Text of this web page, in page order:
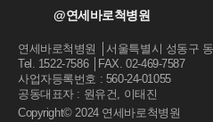
@연세바로척병원
연세바로척병원 │서울특별시 성동구
Tel. 1522-7586 │FAX. 02-469-7587
사업자등록번호 : 560-24-01055
공동대표자 : 원유건, 이태진
Copyright© 2024 연세바로척병원